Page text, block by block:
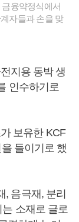
융약정식에서
자들과 손을 맞
지용 동박 생
인수하기로
보유한 KCF
들이기로 했
음극재, 분리
소재로 글로